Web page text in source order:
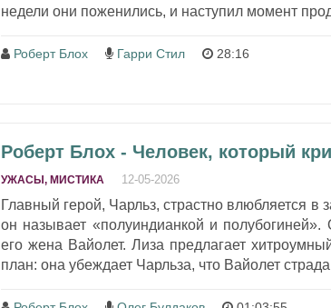
недели они поженились, и наступил момент
Роберт Блох Гарри Стил 28:16
Роберт Блох - Человек, который
УЖАСЫ, МИСТИКА 12-05-2026
Главный герой, Чарльз, страстно влюбляется в
он называет «полуиндианкой и полубогиней».
его жена Вайолет. Лиза предлагает
план: она убеждает Чарльза, что Вайолет